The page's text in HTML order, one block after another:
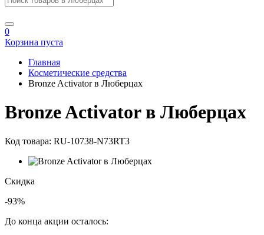
0
Корзина пуста
Главная
Косметические средства
Bronze Activator в Люберцах
Bronze Activator в Люберцах
Код товара: RU-10738-N73RT3
Скидка
-93%
До конца акции осталось: